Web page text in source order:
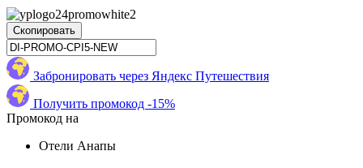
Скопировать
Забронировать через Яндекс Путешествия
Получить промокод -15%
Промокод на
Отели Анапы